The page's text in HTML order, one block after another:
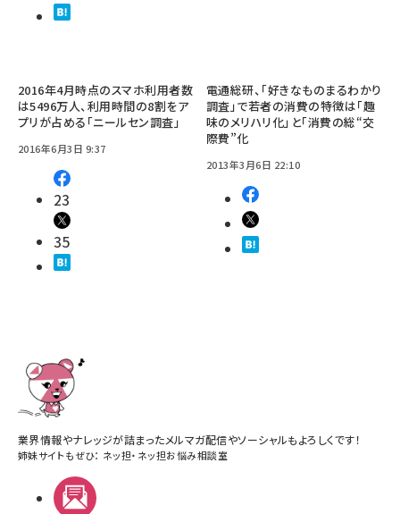
2016年4月時点のスマホ利用者数
は5496万人、利用時間の8割をア
プリが占める「ニールセン調査」
2016年6月3日 9:37
23
35
電通総研、「好きなものまるわかり
調査」で若者の消費の特徴は「趣
味のメリハリ化」と「消費の総“交
際費”化
2013年3月6日 22:10
業界情報やナレッジが詰まったメルマガ配信やソーシャルもよろしくです！
姉妹サイトもぜひ： ネッ担・ ネッ担お悩み相談室